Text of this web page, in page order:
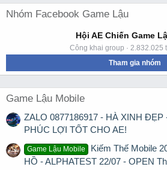
Nhóm Facebook Game Lậu
Hội AE Chiến Game
Công khai group · 2.832.025
Tham gia nhóm
Game Lậu Mobile
ZALO 0877186917 - HÀ XINH
PHÚC LỢI TỐT CHO AE!
Game Lậu Mobile
Kiếm Thế Mobile
HỒ - ALPHATEST 22/07 - OPEN